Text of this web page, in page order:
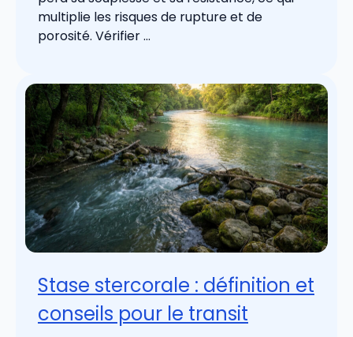
multiplie les risques de rupture et de
porosité. Vérifier ...
Stase stercorale : définition et
conseils pour le transit